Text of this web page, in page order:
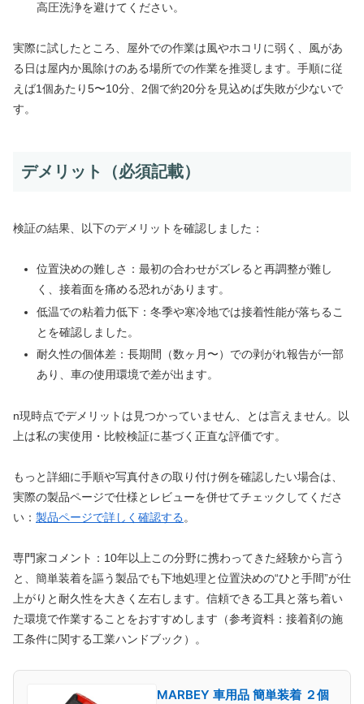
高圧洗浄を避けてください。
実際に試したところ、屋外での作業は風やホコリに弱く、風があ
る日は屋内か風除けのある場所での作業を推奨します。手順に従
えば1個あたり5〜10分、2個で約20分を見込めば失敗が少ないで
す。
デメリット（必須記載）
検証の結果、以下のデメリットを確認しました：
位置決めの難しさ：最初の合わせがズレると再調整が難し
く、接着面を痛める恐れがあります。
低温での粘着力低下：冬季や寒冷地では接着性能が落ちるこ
とを確認しました。
耐久性の個体差：長期間（数ヶ月〜）での剥がれ報告が一部
あり、車の使用環境で差が出ます。
n現時点でデメリットは見つかっていません、とは言えません。以
上は私の実使用・比較検証に基づく正直な評価です。
もっと詳細に手順や写真付きの取り付け例を確認したい場合は、
実際の製品ページで仕様とレビューを併せてチェックしてくださ
い： 製品ページで詳しく確認する。
専門家コメント：10年以上この分野に携わってきた経験から言う
と、簡単装着を謳う製品でも下地処理と位置決めの“ひと手間”が仕
上がりと耐久性を大きく左右します。信頼できる工具と落ち着い
た環境で作業することをおすすめします（参考資料：接着剤の施
工条件に関する工業ハンドブック）。
MARBEY 車用品 簡単装着 ２個